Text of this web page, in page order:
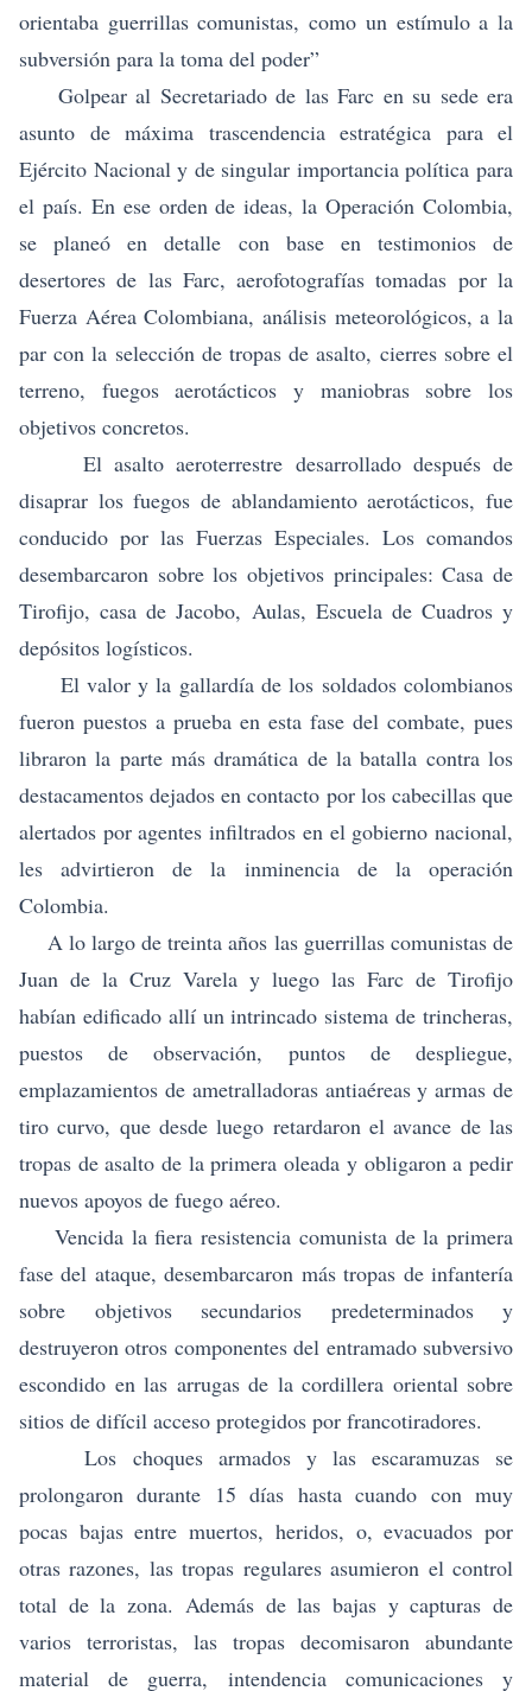
orientaba guerrillas comunistas, como un estímulo a la
subversión para la toma del poder”
Golpear al Secretariado de las Farc en su sede era
asunto de máxima trascendencia estratégica para el
Ejército Nacional y de singular importancia política para
el país. En ese orden de ideas, la Operación Colombia,
se planeó en detalle con base en testimonios de
desertores de las Farc, aerofotografías tomadas por la
Fuerza Aérea Colombiana, análisis meteorológicos, a la
par con la selección de tropas de asalto, cierres sobre el
terreno, fuegos aerotácticos y maniobras sobre los
objetivos concretos.
El asalto aeroterrestre desarrollado después de
disaprar los fuegos de ablandamiento aerotácticos, fue
conducido por las Fuerzas Especiales. Los comandos
desembarcaron sobre los objetivos principales: Casa de
Tirofijo, casa de Jacobo, Aulas, Escuela de Cuadros y
depósitos logísticos.
El valor y la gallardía de los soldados colombianos
fueron puestos a prueba en esta fase del combate, pues
libraron la parte más dramática de la batalla contra los
destacamentos dejados en contacto por los cabecillas que
alertados por agentes infiltrados en el gobierno nacional,
les advirtieron de la inminencia de la operación
Colombia.
A lo largo de treinta años las guerrillas comunistas de
Juan de la Cruz Varela y luego las Farc de Tirofijo
habían edificado allí un intrincado sistema de trincheras,
puestos de observación, puntos de despliegue,
emplazamientos de ametralladoras antiaéreas y armas de
tiro curvo, que desde luego retardaron el avance de las
tropas de asalto de la primera oleada y obligaron a pedir
nuevos apoyos de fuego aéreo.
Vencida la fiera resistencia comunista de la primera
fase del ataque, desembarcaron más tropas de infantería
sobre objetivos secundarios predeterminados y
destruyeron otros componentes del entramado subversivo
escondido en las arrugas de la cordillera oriental sobre
sitios de difícil acceso protegidos por francotiradores.
Los choques armados y las escaramuzas se
prolongaron durante 15 días hasta cuando con muy
pocas bajas entre muertos, heridos, o, evacuados por
otras razones, las tropas regulares asumieron el control
total de la zona. Además de las bajas y capturas de
varios terroristas, las tropas decomisaron abundante
material de guerra, intendencia comunicaciones y